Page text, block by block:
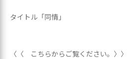
タイトル「同情」
〈〈 こちらからご覧ください。〉〉